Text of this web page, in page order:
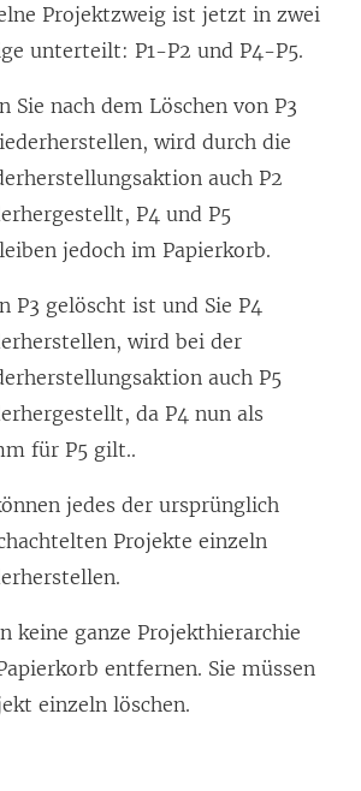
Projektzweig ist jetzt in zwei
unterteilt: P1-P2 und P4-P5.
Sie nach dem Löschen von P3
wird durch die
auch P2
P4 und P5
jedoch im Papierkorb.
P3 gelöscht ist und Sie P4
wird bei der
auch P5
da P4 nun als
für P5 gilt..
jedes der ursprünglich
Projekte einzeln
keine ganze Projekthierarchie
entfernen. Sie müssen
einzeln löschen.